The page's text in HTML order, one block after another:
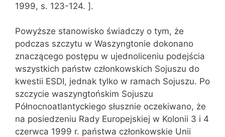
1999, s. 123-124. ].
Powyższe stanowisko świadczy o tym, że
podczas szczytu w Waszyngtonie dokonano
znaczącego postępu w ujednoliceniu podejścia
wszystkich państw członkowskich Sojuszu do
kwestii ESDI, jednak tylko w ramach Sojuszu. Po
szczycie waszyngtońskim Sojuszu
Północnoatlantyckiego słusznie oczekiwano, że
na posiedzeniu Rady Europejskiej w Kolonii 3 i 4
czerwca 1999 r. państwa członkowskie Unii